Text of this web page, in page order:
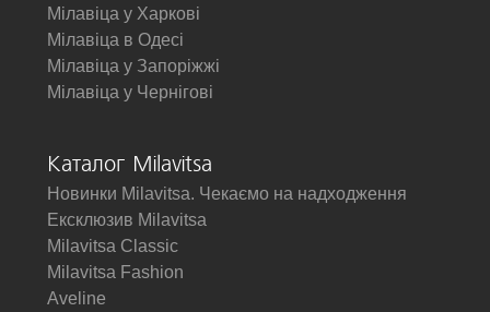
Мілавіца у Харкові
Мілавіца в Одесі
Мілавіца у Запоріжжі
Мілавіца у Чернігові
Каталог Milavitsa
Новинки Milavitsa. Чекаємо на надходження
Ексклюзив Milavitsa
Milavitsa Classic
Milavitsa Fashion
Aveline